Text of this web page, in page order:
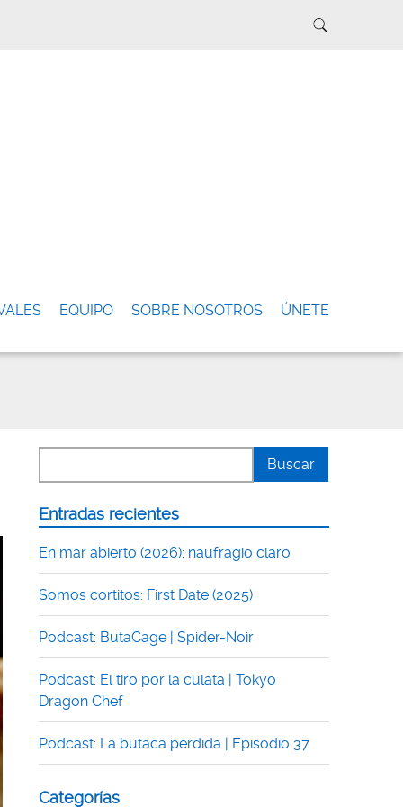
EQUIPO SOBRE NOSOTROS ÚNETE
Entradas recientes
En mar abierto (2026): naufragio claro
Somos cortitos: First Date (2025)
Podcast: ButaCage | Spider-Noir
Podcast: El tiro por la culata | Tokyo
Dragon Chef
Podcast: La butaca perdida | Episodio 37
Categorías